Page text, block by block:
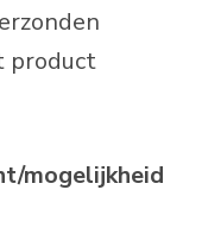
product
mogelijkheid